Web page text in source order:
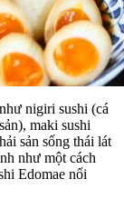
nigiri sushi (cá
maki sushi
sản sống thái lát
như một cách
Edomae nổi